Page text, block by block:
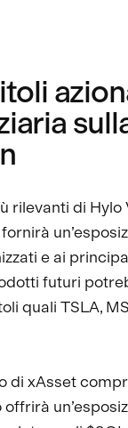
rilevanti di Hylo
e ai
futuri
quali TSLA,
di xAsset